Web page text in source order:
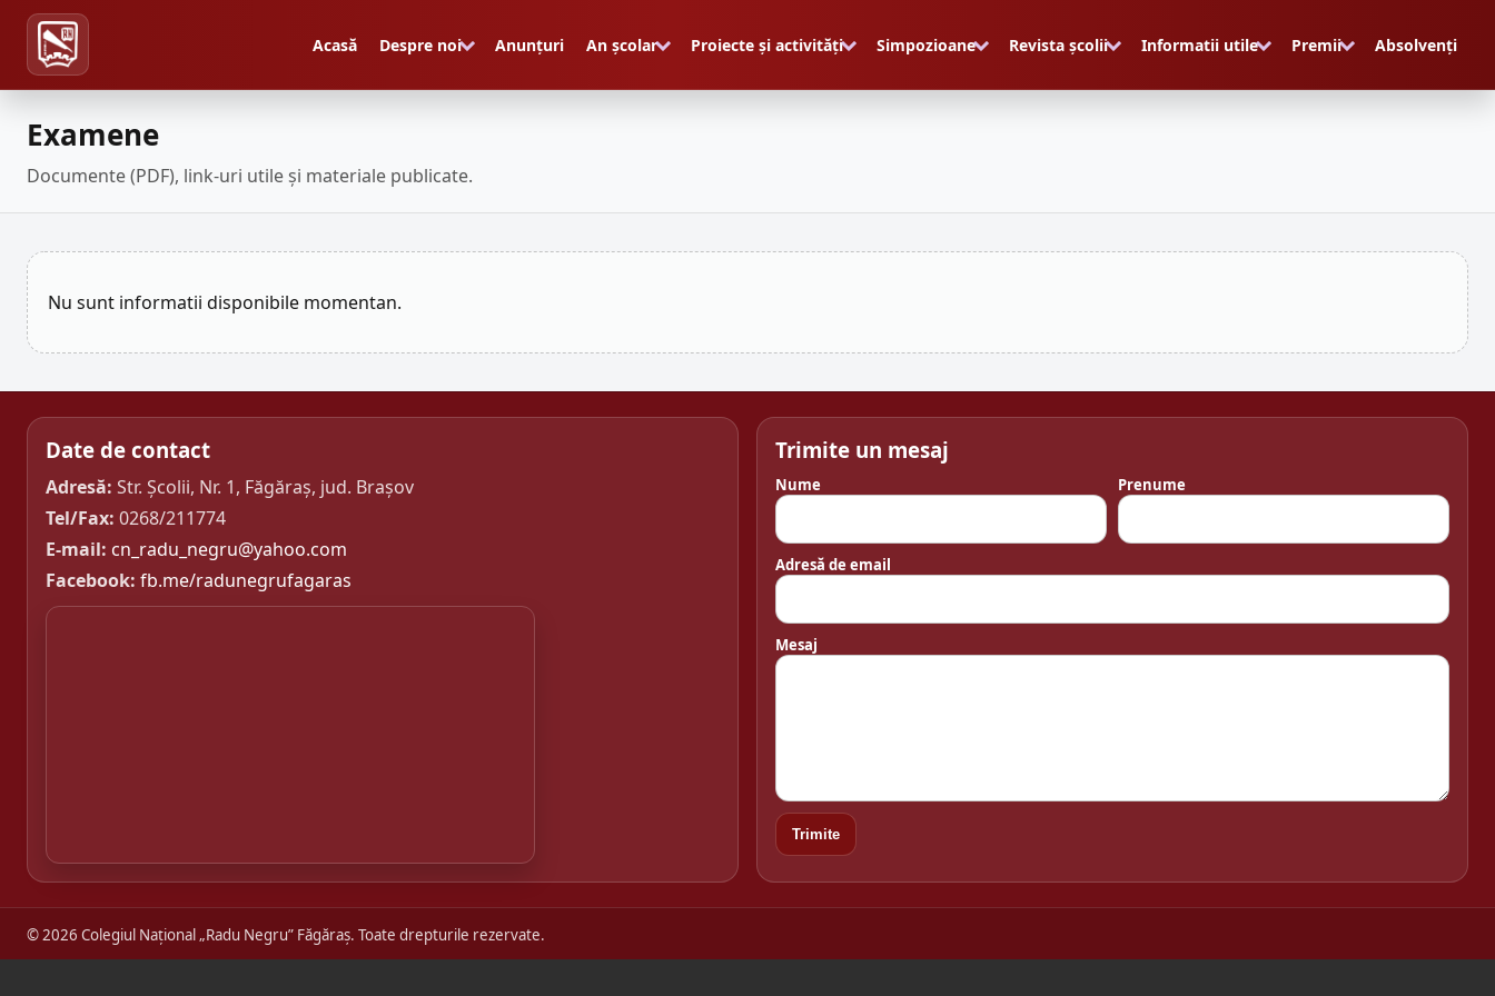
Acasă Despre noi Anunțuri An școlar Proiecte și activități Simpozioane Revista școlii Informatii utile Premii Absolvenți
Examene
Documente (PDF), link-uri utile și materiale publicate.
Nu sunt informatii disponibile momentan.
Date de contact
Adresă: Str. Școlii, Nr. 1, Făgăraș, jud. Brașov
Tel/Fax: 0268/211774
E-mail: cn_radu_negru@yahoo.com
Facebook: fb.me/radunegrufagaras
Trimite un mesaj
Nume Prenume
Adresă de email
Mesaj
Trimite
© 2026 Colegiul Național „Radu Negru” Făgăraș. Toate drepturile rezervate.